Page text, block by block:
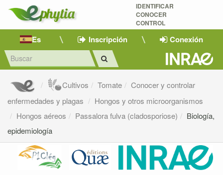
IDENTIFICAR
CONOCER
CONTROL
Es Inscripción Conexión
Cultivos Tomate
Conocer y controlar
enfermedades y plagas
Hongos y otros microorganismos
Hongos aéreos
Passalora fulva (cladosporiose)
Biología,
epidemiología